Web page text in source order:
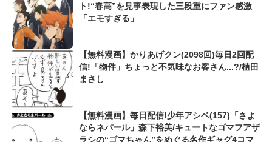
ト!“春高”を見事表現した三段重にファン感激
「エモすぎる」
【無料漫画】かりあげクン(2098回)毎日2回配
信!「物件」ちょっと不気味なお客さん...?/植田
まさし
【無料漫画】毎日配信!少年アシベ(157)「さよ
ならネパール」森下裕美/キュートなゴマフアザ
ラシの“ゴマちゃん”をめぐる名作ギャグ4コマ